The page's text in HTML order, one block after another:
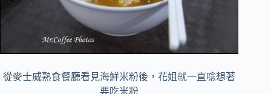
從麥士威熟食餐廳看見海鮮米粉後，花姐就一直唸想著
要吃米粉